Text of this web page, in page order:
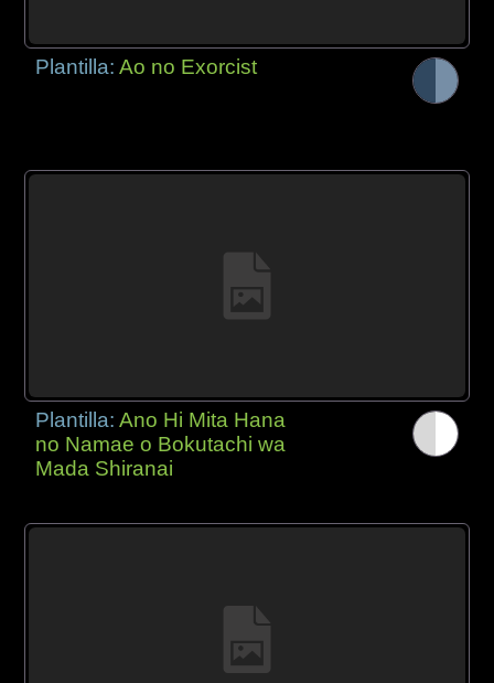
Plantilla:Ao no Exorcist
Plantilla:Ano Hi Mita Hana
no Namae o Bokutachi wa
Mada Shiranai